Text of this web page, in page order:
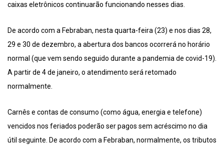
caixas eletrônicos continuarão funcionando nesses dias.
De acordo com a Febraban, nesta quarta-feira (23) e nos dias 28,
29 e 30 de dezembro, a abertura dos bancos ocorrerá no horário
normal (que vem sendo seguido durante a pandemia de covid-19).
A partir de 4 de janeiro, o atendimento será retomado
normalmente.
Carnês e contas de consumo (como água, energia e telefone)
vencidos nos feriados poderão ser pagos sem acréscimo no dia
útil seguinte. De acordo com a Febraban, normalmente, os tributos